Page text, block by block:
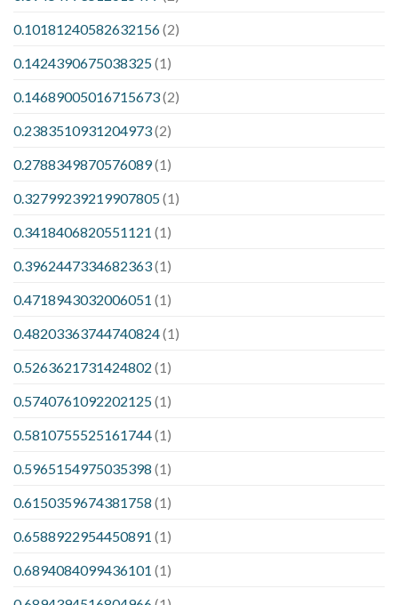
0.10181240582632156(2)
0.1424390675038325(1)
0.14689005016715673(2)
0.2383510931204973(2)
0.2788349870576089(1)
0.32799239219907805(1)
0.3418406820551121 (1)
0.3962447334682363(1)
0.4718943032006051 (1)
0.48203363744740824(1)
0.5263621731424802 (1)
0.5740761092202125(1)
0.5810755525161744(1)
0.5965154975035398 (1)
0.6150359674381758 (1)
0.6588922954450891 (1)
0.6894084099436101 (1)